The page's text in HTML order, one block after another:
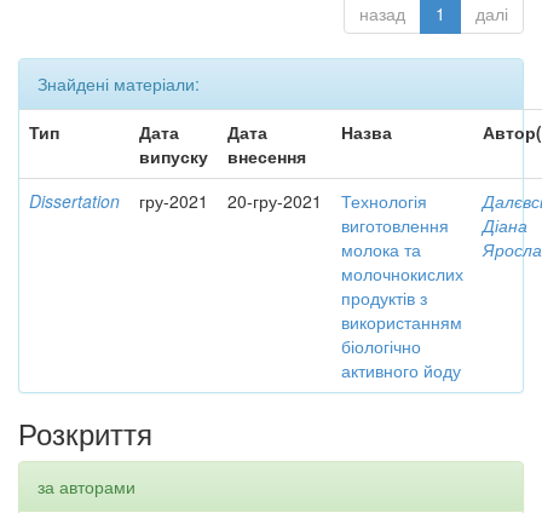
назад 1 далі
Знайдені матеріали:
Тип
Дата
випуску
Дата
внесення
Назва
Dissertation гру-2021 20-гру-2021
Технологія
виготовлення
молока та
молочнокислих
продуктів з
використанням
біологічно
активного йоду
Діана
Розкриття
за авторами